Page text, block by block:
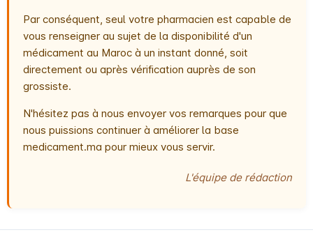
Par conséquent, seul votre pharmacien est capable de
vous renseigner au sujet de la disponibilité d'un
médicament au Maroc à un instant donné, soit
directement ou après vérification auprès de son
grossiste.
N'hésitez pas à nous envoyer vos remarques pour que
nous puissions continuer à améliorer la base
medicament.ma pour mieux vous servir.
L'équipe de rédaction